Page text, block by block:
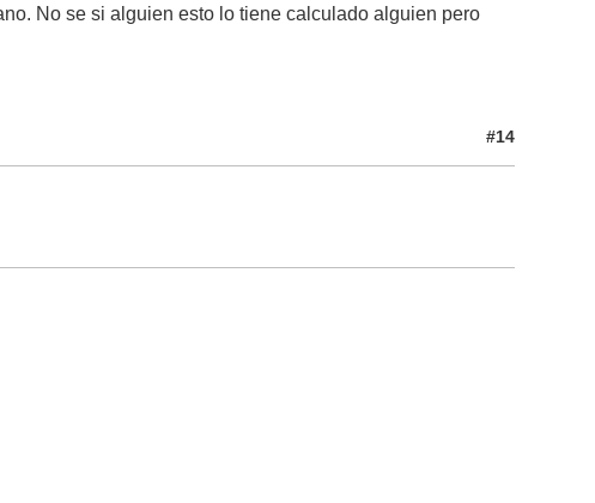
No se si alguien esto lo tiene calculado alguien pero
#14